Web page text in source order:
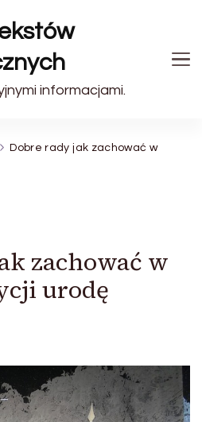
informacjami.
Dobre rady jak zachować w
zachować w
urodę